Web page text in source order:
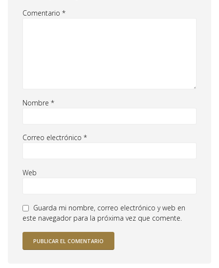
Comentario *
Nombre *
Correo electrónico *
Web
Guarda mi nombre, correo electrónico y web en
este navegador para la próxima vez que comente.